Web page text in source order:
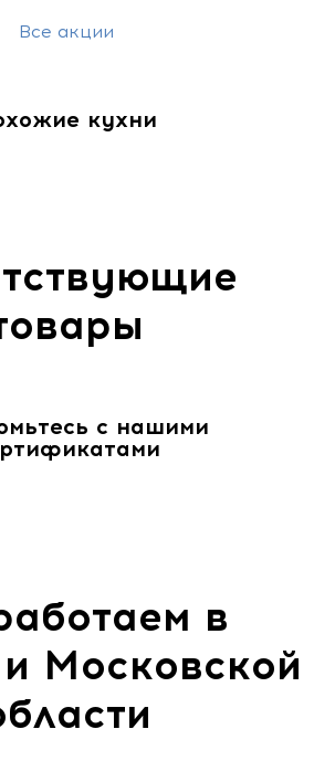
Все акции
кухни
с нашими
в
Московской